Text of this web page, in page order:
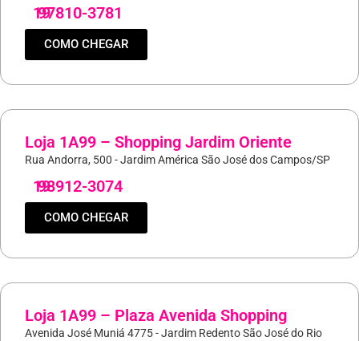
19
97810-3781
COMO CHEGAR
Loja 1A99 – Shopping Jardim Oriente
Rua Andorra, 500 - Jardim América São José dos Campos/SP
19
98912-3074
COMO CHEGAR
Loja 1A99 – Plaza Avenida Shopping
Avenida José Muniá 4775 - Jardim Redento São José do Rio